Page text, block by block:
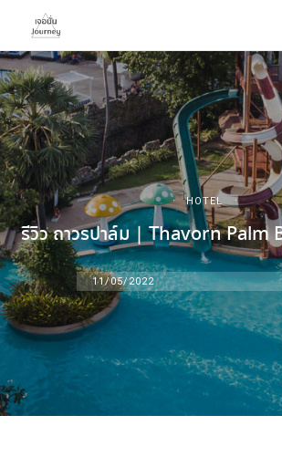
HOTEL
รีวิว ถาวรปาล์ม | Thavorn Palm
11/05/2022